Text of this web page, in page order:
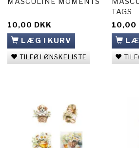
10,00 DKK
LÆG I KURV
TILFØJ ØNSKELISTE
TAGS
10,00